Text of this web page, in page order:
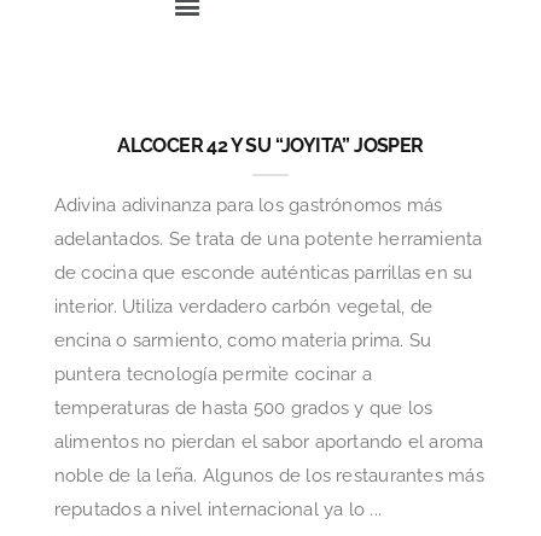
ALCOCER 42 Y SU “JOYITA” JOSPER
Adivina adivinanza para los gastrónomos más
adelantados. Se trata de una potente herramienta
de cocina que esconde auténticas parrillas en su
interior. Utiliza verdadero carbón vegetal, de
encina o sarmiento, como materia prima. Su
puntera tecnología permite cocinar a
temperaturas de hasta 500 grados y que los
alimentos no pierdan el sabor aportando el aroma
noble de la leña. Algunos de los restaurantes más
reputados a nivel internacional ya lo ...